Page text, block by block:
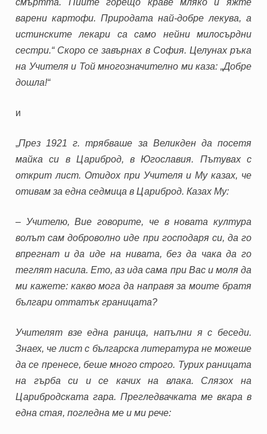
варени картофи. Природата най-добре лекува, а
истинските лекари са само нейни милосърдни
сестри.“ Скоро се завърнах в София. Целунах ръка
на Учителя и Той многозначително ми каза: „Добре
дошла!“
и
„През 1921 г. трябваше за Великден да посетя
майка си в Цариброд, в Югославия. Пътувах с
открит лист. Отидох при Учителя и Му казах, че
отивам за една седмица в Цариброд. Казах Му:
– Учителю, Вие говорите, че в новата култура
волът сам доброволно иде при господаря си, да го
впрегнат и да иде на нивата, без да чака да го
теглят насила. Ето, аз ида сама при Вас и моля да
ми кажете: какво мога да направя за моите братя
българи оттатък границата?
Учителят взе една раница, напълни я с беседи.
Знаех, че лист с българска литература не можеше
да се пренесе, беше много строго. Турих раницата
на гърба си и се качих на влака. Слязох на
Царибродската гара. Прегледвачката ме вкара в
една стая, погледна ме и ми рече: